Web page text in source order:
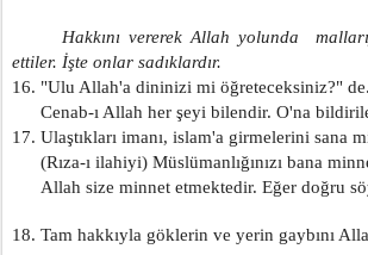
ettiler. İşte onlar sadıklardır.
16. "Ulu Allah'a dininizi mi öğreteceksiniz?"
Cenab-ı Allah her şeyi bilendir. O'na
17. Ulaştıkları imanı, islam'a girmelerini sana
(Rıza-ı ilahiyi) Müslümanlığınızı bana
Allah size minnet etmektedir. Eğer doğru
18. Tam hakkıyla göklerin ve yerin gaybını